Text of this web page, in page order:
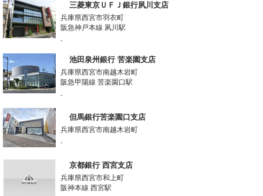
三菱東京ＵＦＪ銀行夙川支店
兵庫県西宮市羽衣町
阪急神戸本線 夙川駅
-
池田泉州銀行 苦楽園支店
兵庫県西宮市南越木岩町
阪急甲陽線 苦楽園口駅
-
但馬銀行苦楽園口支店
兵庫県西宮市南越木岩町
-
京都銀行 西宮支店
兵庫県西宮市和上町
阪神本線 西宮駅